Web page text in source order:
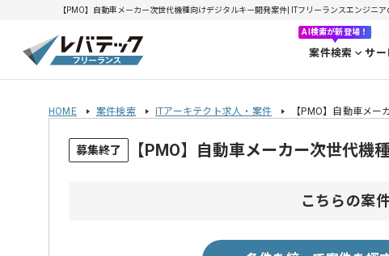
【PMO】自動車メーカー次世代機種向けデジタルキー開発案件| ITフリーランスエンジニ
AI検索が新登場！
案件検索 サー
HOME 案件検索 ITアーキテクト求人・案件 【PMO】自動車メ
募集終了 【PMO】自動車メーカー次世代
こちらの案